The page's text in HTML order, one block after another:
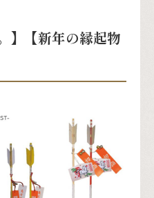
】【新年の縁起物